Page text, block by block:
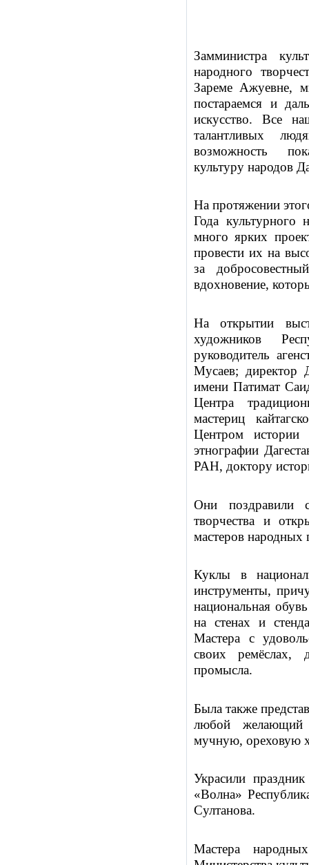
Замминистра
народного
Зареме Ажуевне,
постараемся и
искусство. Все
талантливых
возможность
культуру народов
На протяжении
Года культурного
много ярких
провести их на
за
вдохновение,
На открытии
художников
руководитель
Мусаев; директор
имени Патимат
Центра
мастериц
Центром истории
этнографии
РАН, доктору
Они поздравили
творчества и
мастеров народных
Куклы в
инструменты,
национальная
на стенах и
Мастера с
своих ремёслах,
промысла.
Была также
любой желающий
мучную, ореховую
Украсили
«Волна»
Султанова.
Мастера